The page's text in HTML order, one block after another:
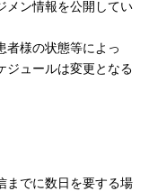
メン情報を公開してい
者様の状態等によっ
ジュールは変更となる
でに数日を要する場